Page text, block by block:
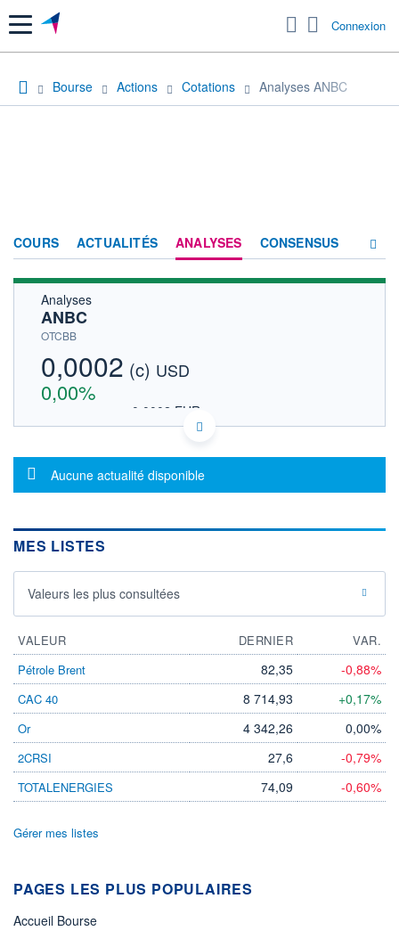
Menu Connexion
Bourse Actions Cotations Analyses ANBC
COURS ACTUALITÉS ANALYSES CONSENSUS
Analyses
ANBC
OTCBB
0,0002 (c) USD
0,00%
0,0002 EUR
DONNÉES TEMPS DIFFÉRÉ
Politique d'exécution
Cotation sur les autres places
0,0000
0,0000 0,0000
VOLUME
0 0,00%
VALORISATION
LIMITE À LA
BAISSE
0,0000
LIMITE À LA
0,0000
- -
DERNIER
ÉCHANGE
18.05.26 / 21:15:59
ÉLIGIBILITÉ
Non éligible
+ PORTEFEUILLE
Message d'information
Aucune actualité disponible
MES LISTES
Valeurs les plus consultées
VALEUR DERNIER
VAR.
Pétrole Brent
82,35 -0,88%
CAC 40 8 714,93 +0,17%
Or 4 342,26 0,00%
2CRSI 27,6 -0,79%
TOTALENERGIES 74,09 -0,60%
Gérer mes listes
PAGES LES PLUS POPULAIRES
Accueil Bourse